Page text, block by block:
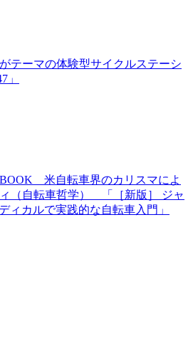
テーマの体験型サイクルステーシ
」
BOOK 米自転車界のカリスマによ
（自転車哲学） 「［新版］ ジャ
ィカルで実践的な自転車入門」